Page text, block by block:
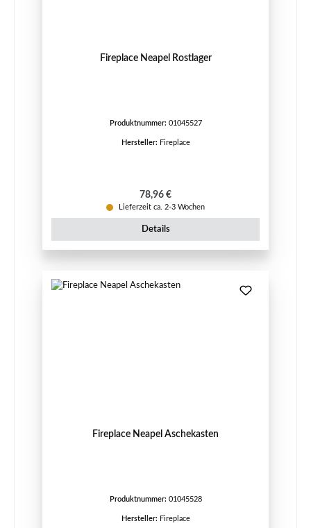
Fireplace Neapel Rostlager
Produktnummer: 01045527
Hersteller: Fireplace
Regulärer Preis:
78,96 €
Lieferzeit ca. 2-3 Wochen
Details
Fireplace Neapel Aschekasten
Produktnummer: 01045528
Hersteller: Fireplace